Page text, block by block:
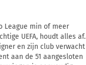
League min of meer
UEFA, houdt alles af.
en zijn club verwacht
aan de 51 aangesloten